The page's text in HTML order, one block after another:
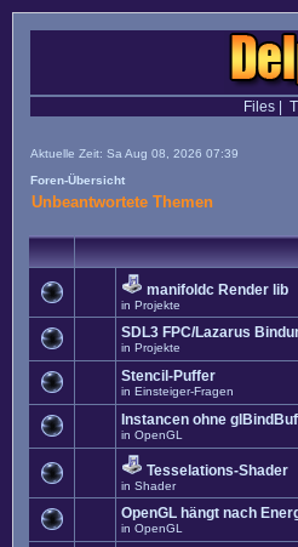
Files|
Aktuelle Zeit: Sa Aug 08, 2026 07:39
Foren-Übersicht
Unbeantwortete Themen
manifoldc Render lib
in Projekte
SDL3 FPC/Lazarus
in Projekte
Stencil-Puffer
in Einsteiger-Fragen
Instancen ohne
in OpenGL
Tesselations-Shader
in Shader
OpenGL hängt nach
in OpenGL